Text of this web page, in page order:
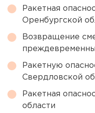
Ракетная
Оренбургской
Возвращение
Ракетную
Свердловской
Ракетная
области